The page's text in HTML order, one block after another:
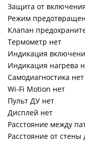
Защита от
Режим
Клапан
Термометр нет
Индикация
Индикация нагрева
Самодиагностика нет
Wi-Fi Motion нет
Пульт ДУ нет
Дисплей нет
Расстояние между
Расстояние от